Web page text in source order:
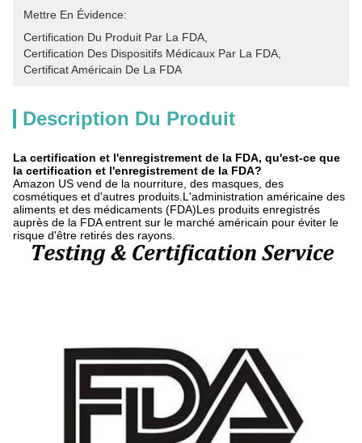
Mettre En Évidence:
Certification Du Produit Par La FDA
Certification Des Dispositifs Médicaux Par La FDA
Certificat Américain De La FDA
Description Du Produit
La certification et l'enregistrement de la FDA, qu'est-ce que
la certification et l'enregistrement de la FDA?
Amazon US vend de la nourriture, des masques, des
cosmétiques et d'autres produits.L'administration américaine des
aliments et des médicaments (FDA)Les produits enregistrés
auprès de la FDA entrent sur le marché américain pour éviter le
risque d'être retirés des rayons.